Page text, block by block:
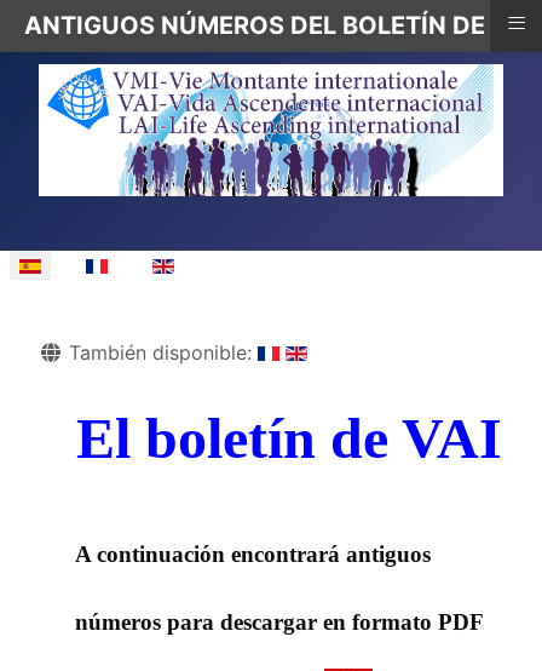
Seleccione su idioma
Detalles
También disponible:
El boletín de VAI
A continuación encontrará antiguos
números para descargar en formato PDF
ANTIGUOS NÚMEROS DEL BOLETÍN DE VAI
≡